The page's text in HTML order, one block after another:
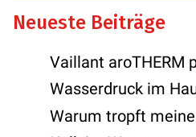
Neueste Beiträge
Vaillant aroTHERM
Wasserdruck im
Warum tropft